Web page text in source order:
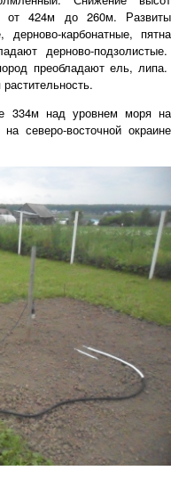
от 424м до 260м. Развиты
карбонатные, пятна
дерново-подзолистые.
преобладают ель, липа.
334м над уровнем моря на
северо-восточной окраине